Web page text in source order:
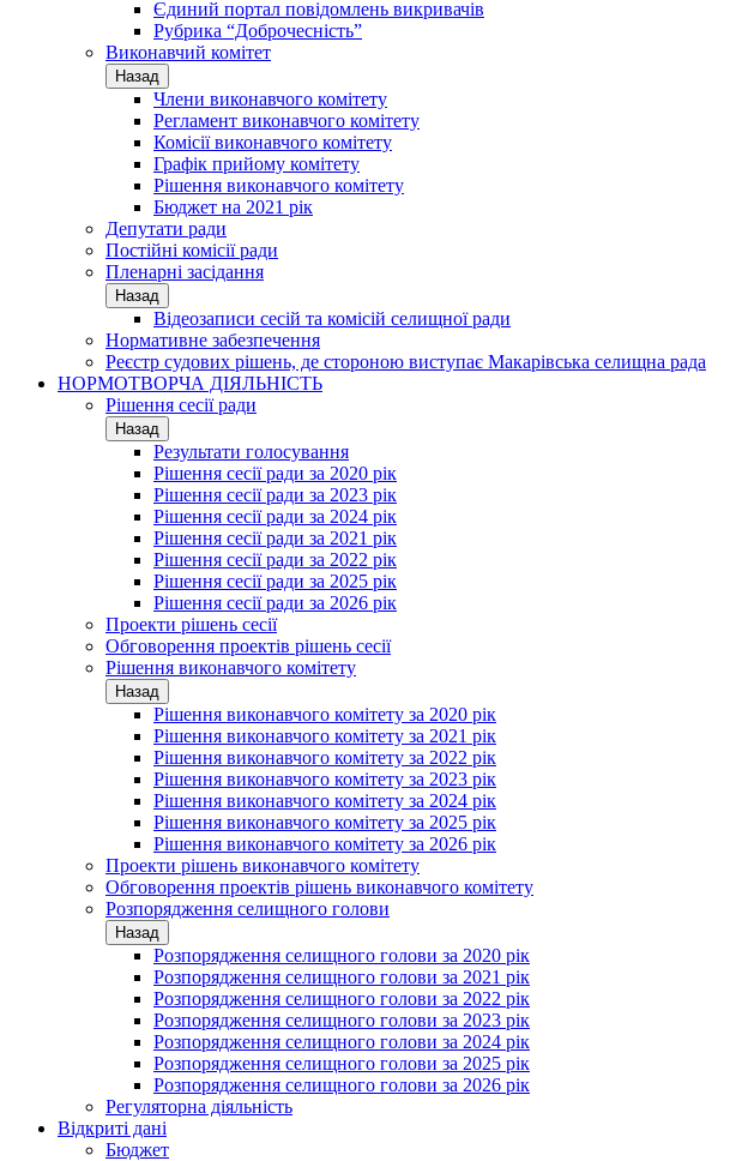
Єдиний портал повідомлень викривачів
Рубрика “Доброчесність”
Виконавчий комітет
Назад
Члени виконавчого комітету
Регламент виконавчого комітету
Комісії виконавчого комітету
Графік прийому комітету
Рішення виконавчого комітету
Бюджет на 2021 рік
Депутати ради
Постійні комісії ради
Пленарні засідання
Назад
Відеозаписи сесій та комісій селищної ради
Нормативне забезпечення
Реєстр судових рішень, де стороною виступає Макарівська селищна рада
НОРМОТВОРЧА ДІЯЛЬНІСТЬ
Рішення сесії ради
Назад
Результати голосування
Рішення сесії ради за 2020 рік
Рішення сесії ради за 2023 рік
Рішення сесії ради за 2024 рік
Рішення сесії ради за 2021 рік
Рішення сесії ради за 2022 рік
Рішення сесії ради за 2025 рік
Рішення сесії ради за 2026 рік
Проекти рішень сесії
Обговорення проектів рішень сесії
Рішення виконавчого комітету
Назад
Рішення виконавчого комітету за 2020 рік
Рішення виконавчого комітету за 2021 рік
Рішення виконавчого комітету за 2022 рік
Рішення виконавчого комітету за 2023 рік
Рішення виконавчого комітету за 2024 рік
Рішення виконавчого комітету за 2025 рік
Рішення виконавчого комітету за 2026 рік
Проекти рішень виконавчого комітету
Обговорення проектів рішень виконавчого комітету
Розпорядження селищного голови
Назад
Розпорядження селищного голови за 2020 рік
Розпорядження селищного голови за 2021 рік
Розпорядження селищного голови за 2022 рік
Розпорядження селищного голови за 2023 рік
Розпорядження селищного голови за 2024 рік
Розпорядження селищного голови за 2025 рік
Розпорядження селищного голови за 2026 рік
Регуляторна діяльність
Відкриті дані
Бюджет